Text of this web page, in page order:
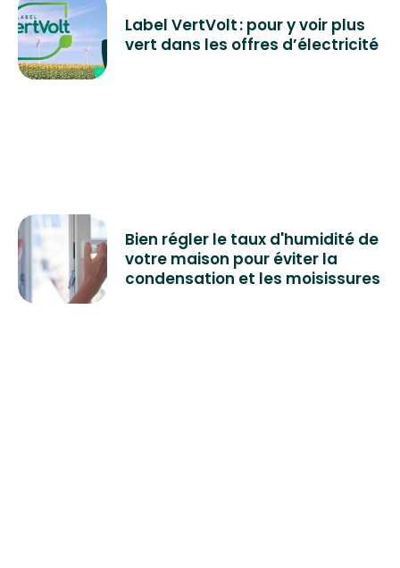
Label VertVolt : pour y voir plus
vert dans les offres d’électricité
Bien régler le taux d'humidité de
votre maison pour éviter la
condensation et les moisissures